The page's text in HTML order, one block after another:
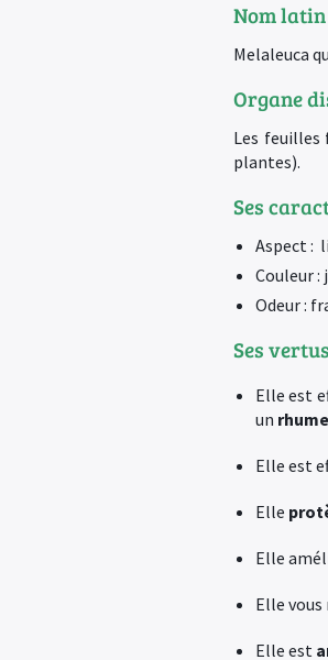
Nom latin
Melaleuca
Organe
Les feuilles
plantes).
Ses
Aspect :
Couleur :
Odeur :
Ses
Elle est
un rhume
Elle est
Elle
Elle
Elle vous
Elle est